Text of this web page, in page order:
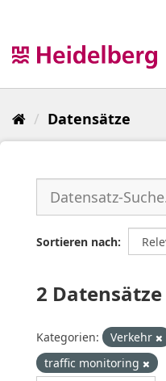
Datensätze
Sortieren nach
2
Kategorien: Verkehr
traffic monitoring